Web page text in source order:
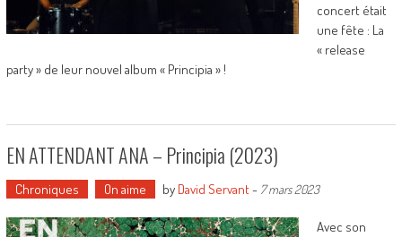
concert était
une fête : La
« release
party » de leur nouvel album « Principia » !
EN ATTENDANT ANA – Principia (2023)
Chroniques On aime by David Servant- 7 mars 2023
Avec son